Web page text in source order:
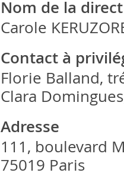
Nom de la
Carole
Contact à
Florie Balland,
Clara
Adresse
111, boulevard
75019 Paris